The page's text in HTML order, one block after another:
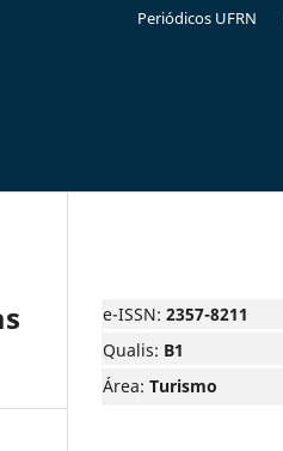
Periódicos UFRN
e-ISSN: 2357-8211
Qualis: B1
Área: Turismo